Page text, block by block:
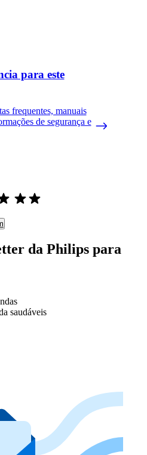
para este
frequentes, manuais
de segurança e
da Philips para
saudáveis